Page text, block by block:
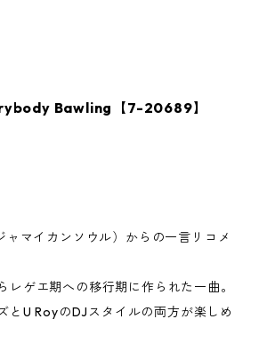
Bawling【7-20689】
ャマイカンソウル）からの一言リコメ
レゲエ期への移行期に作られた一曲。
とU RoyのDJスタイルの両方が楽しめ